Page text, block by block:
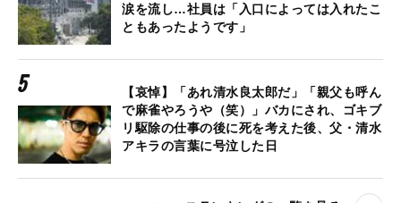
涙を流し…社員は「入口によっては入れたこ
ともあったようです」
【哀悼】「あれ清水良太郎だ」「親父も呼ん
で麻雀やろうや（笑）」バカにされ、ゴキブ
リ駆除の仕事の後に死を考えた後、父・清水
アキラの言葉に号泣した日